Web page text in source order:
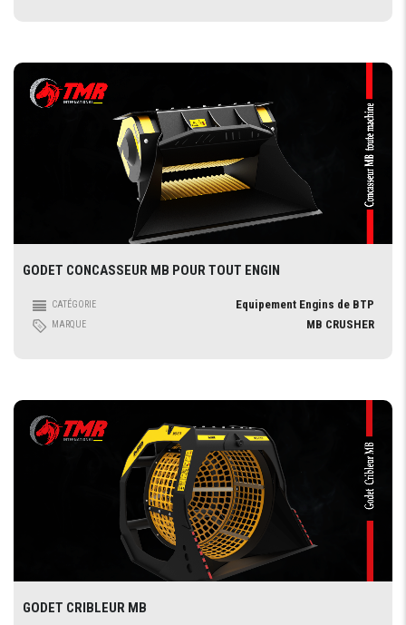
GODET CONCASSEUR MB POUR TOUT ENGIN
CATÉGORIE Equipement Engins de BTP
MARQUE MB CRUSHER
GODET CRIBLEUR MB